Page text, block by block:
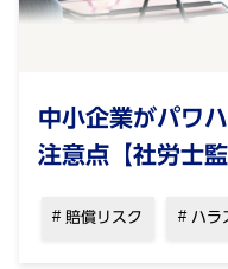
中小企業がパワ
注意点【社労士監
賠償リスク ハラ